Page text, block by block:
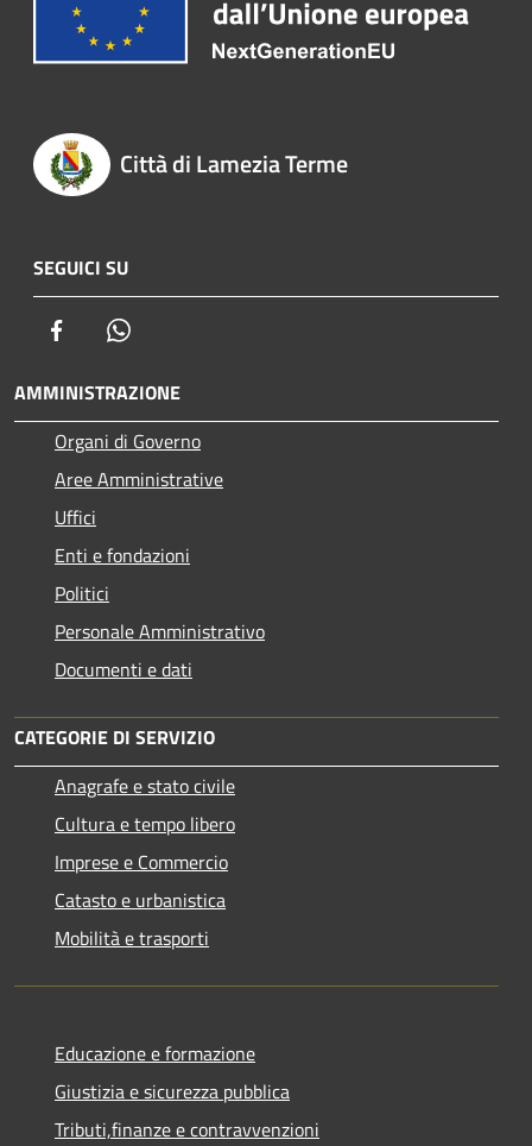
Città di Lamezia Terme
SEGUICI SU
Facebook
AMMINISTRAZIONE
Organi di Governo
Aree Amministrative
Uffici
Enti e fondazioni
Politici
Personale Amministrativo
Documenti e dati
CATEGORIE DI SERVIZIO
Anagrafe e stato civile
Cultura e tempo libero
Imprese e Commercio
Catasto e urbanistica
Mobilità e trasporti
Educazione e formazione
Giustizia e sicurezza pubblica
Tributi,finanze e contravvenzioni